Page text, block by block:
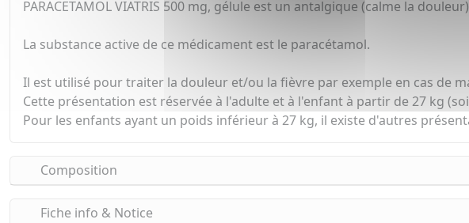
PARACETAMOL VIATRIS 500 mg, gélule est un antalgique (calme la
La substance active de ce médicament est le paracétamol.
Il est utilisé pour traiter la douleur et/ou la fièvre par exemple en cas de
Cette présentation est réservée à l'adulte et à l'enfant à partir de 27 kg
Pour les enfants ayant un poids inférieur à 27 kg, il existe d'autres
Composition
Fiche info & Notice